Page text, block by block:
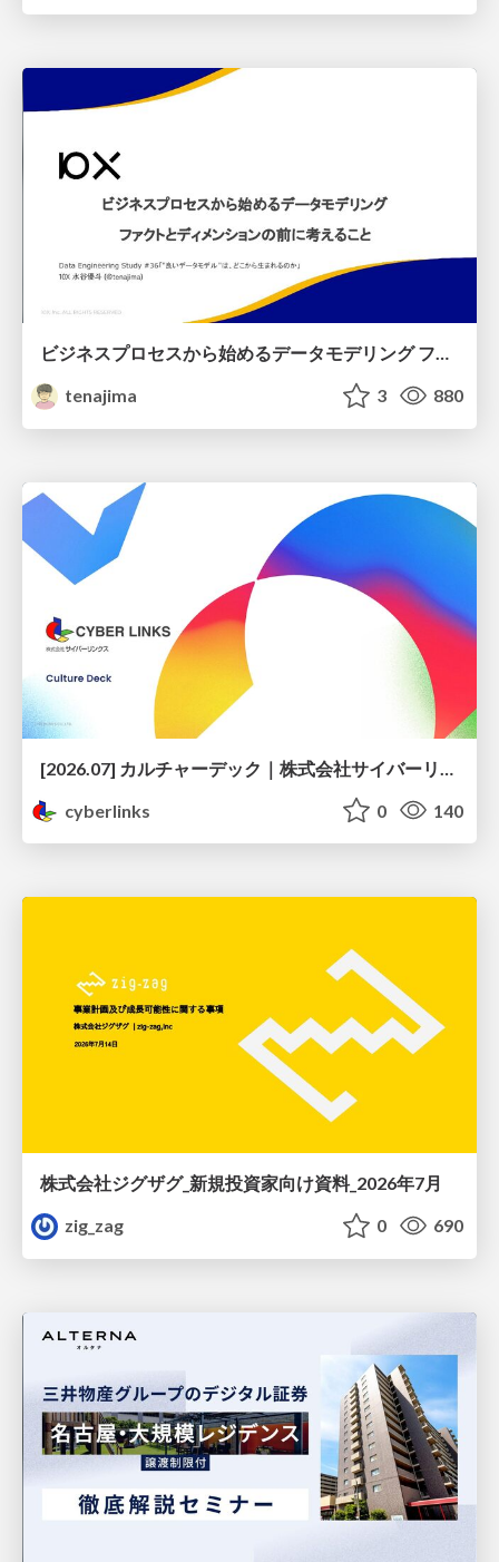
ビジネスプロセスから始めるデータモデリング ファクトとディメンションの前に考えること
tenajima
3 880
cyberlinks
0 140
株式会社ジグザグ_新規投資家向け資料_2026年7月
zig_zag
0 690